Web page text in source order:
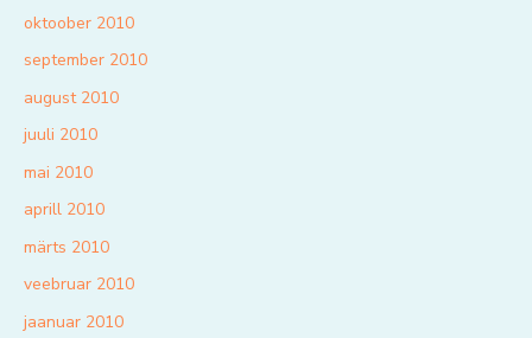
oktoober 2010
september 2010
august 2010
juuli 2010
mai 2010
aprill 2010
märts 2010
veebruar 2010
jaanuar 2010